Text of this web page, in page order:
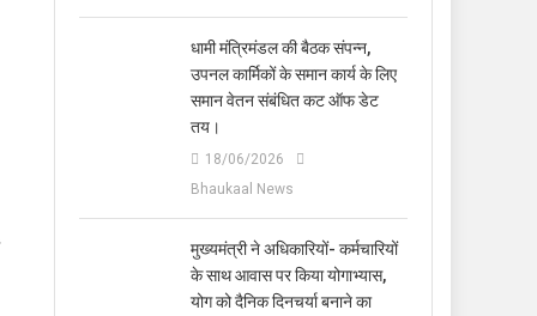
धामी मंत्रिमंडल की बैठक संपन्न,
उपनल कार्मिकों के समान कार्य के लिए
समान वेतन संबंधित कट ऑफ डेट
तय।
18/06/2026
Bhaukaal News
मुख्यमंत्री ने अधिकारियों- कर्मचारियों
के साथ आवास पर किया योगाभ्यास,
योग को दैनिक दिनचर्या बनाने का